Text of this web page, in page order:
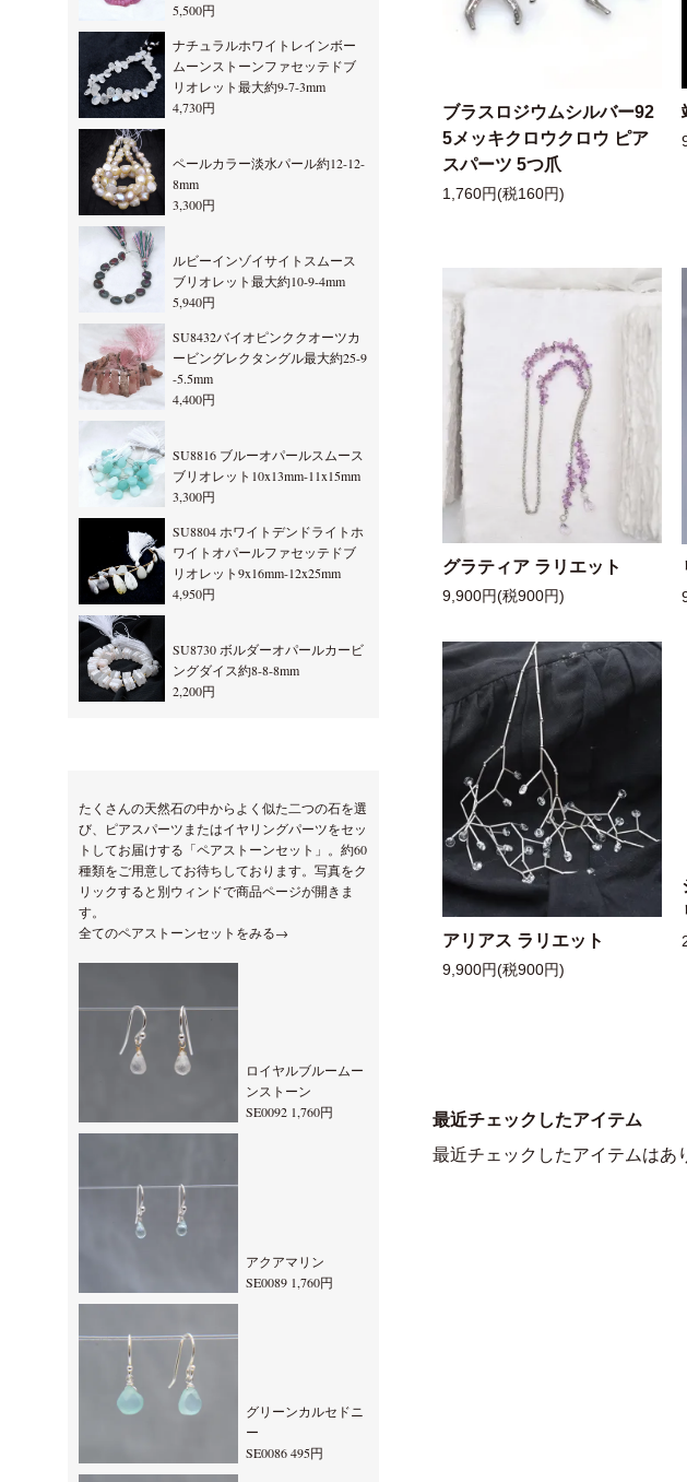
ブラスロジウムシルバー92
5メッキクロウクロウ ピア
スパーツ 5つ爪
1,760円(税160円)
グラティア ラリエット
9,900円(税900円)
アリアス ラリエット
9,900円(税900円)
最近チェックしたアイテム
最近チェックしたアイテムはあ
5,500円
ナチュラルホワイトレインボー
ムーンストーンファセッテドブ
リオレット最大約9-7-3mm
4,730円
ペールカラー淡水パール約12-12-
8mm
3,300円
ルビーインゾイサイトスムース
ブリオレット最大約10-9-4mm
5,940円
SU8432バイオピンククオーツカ
ービングレクタングル最大約25-9
-5.5mm
4,400円
SU8816 ブルーオパールスムース
ブリオレット10x13mm-11x15mm
3,300円
SU8804 ホワイトデンドライトホ
ワイトオパールファセッテドブ
リオレット9x16mm-12x25mm
4,950円
SU8730 ボルダーオパールカービ
ングダイス約8-8-8mm
2,200円
たくさんの天然石の中からよく似た二つの石を選
び、ピアスパーツまたはイヤリングパーツをセッ
トしてお届けする「ペアストーンセット」。約60
種類をご用意してお待ちしております。写真をク
リックすると別ウィンドで商品ページが開きま
す。
全てのペアストーンセットをみる→
ロイヤルブルームー
ンストーン
SE0092 1,760円
アクアマリン
SE0089 1,760円
グリーンカルセドニ
ー
SE0086 495円